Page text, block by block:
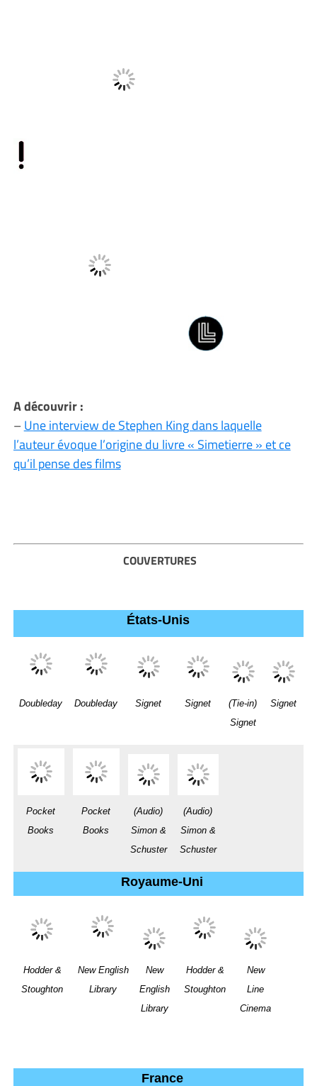
A découvrir :
–Une interview de Stephen King dans laquelle
l’auteur évoque l’origine du livre « Simetierre » et ce
qu’il pense des films
COUVERTURES
États-Unis
Doubleday Doubleday Signet Signet
(Tie-in)
Signet
Signet
Pocket
Books
Pocket
Books
(Audio)
Simon &
Schuster
(Audio)
Simon &
Schuster
Royaume-Uni
Hodder &
Stoughton
New English
Library
New
English
Library
Hodder &
Stoughton
New
Line
Cinema
France